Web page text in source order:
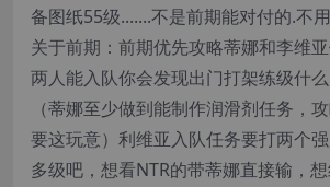
备图纸55级.......不是前期能对付的.不用
关于前期：前期优先攻略蒂娜和李维
两人能入队你会发现出门打架练级什
（蒂娜至少做到能制作润滑剂任务，
要这玩意）利维亚入队任务要打两个
多级吧，想看NTR的带蒂娜直接输，